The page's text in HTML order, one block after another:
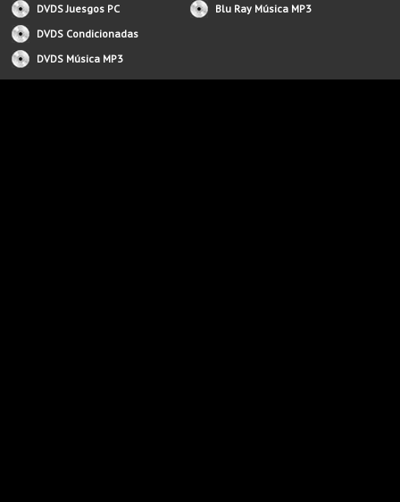
DVDS Juesgos PC
DVDS Condicionadas
DVDS Música MP3
Blu Ray Música MP3